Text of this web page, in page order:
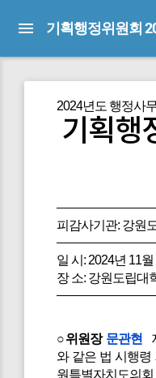
2024년도 행정사
기획행
피감사기관: 강원
일 시: 2024년 11월
장 소: 강원도립대
○위원장 문관현
와 같은 법 시행령
원특별자치도의